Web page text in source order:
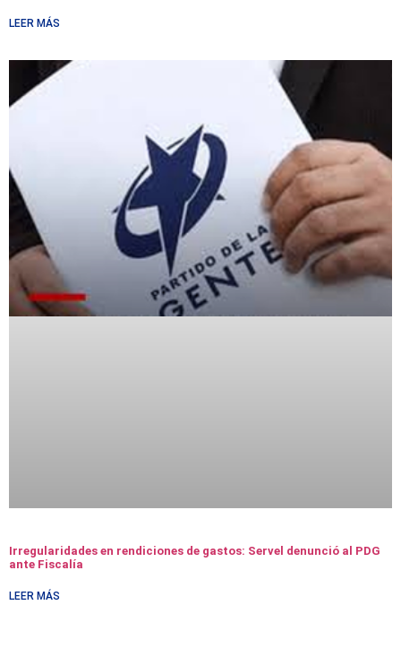
LEER MÁS
Irregularidades en rendiciones de gastos: Servel denunció al PDG
ante Fiscalía
LEER MÁS